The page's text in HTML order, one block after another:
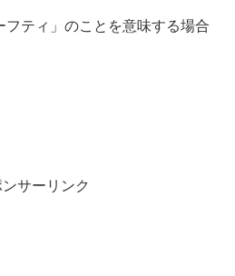
ティ」のことを意味する場合
ンサーリンク